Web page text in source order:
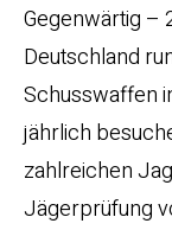
Gegenwärtig –
Deutschland
Schusswaffen
jährlich
zahlreichen
Jägerprüfung